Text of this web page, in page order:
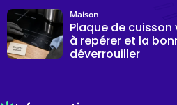
Plaque de
à repérer et la
déverrouiller
Maison